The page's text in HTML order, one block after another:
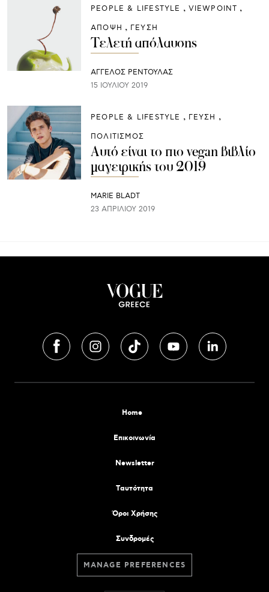
PEOPLE & LIFESTYLE VIEWPOINT
ΑΠΟΨΗ ΓΕΥΣΗ
Τελετή απόλαυσης
ΑΓΓΕΛΟΣ ΡΕΝΤΟΥΛΑΣ
15 ΙΟΥΛΊΟΥ 2019
PEOPLE & LIFESTYLE ΓΕΥΣΗ
ΠΟΛΙΤΙΣΜΟΣ
Αυτό είναι το πιο vegan βιβλίο
μαγειρικής του 2019
MARIE BLADT
23 ΑΠΡΙΛΊΟΥ 2019
Home
Επικοινωνία
Newsletter
Tαυτότητα
Όροι Χρήσης
Συνδρομές
MANAGE PREFERENCES